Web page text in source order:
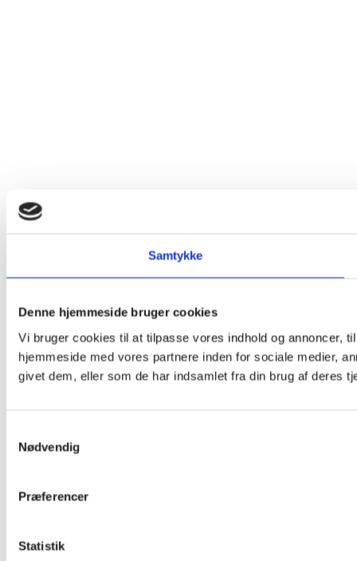
Samtykke
Denne hjemmeside bruger cookies
Vi bruger cookies til at tilpasse vores indhold og annoncer,
hjemmeside med vores partnere inden for sociale medier,
givet dem, eller som de har indsamlet fra din brug af deres
Nødvendig
Præferencer
Statistik